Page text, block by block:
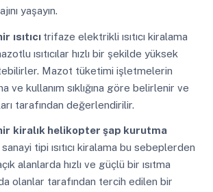
yaşayın.
ısıtıcı trifaze elektrikli ısıtıcı kiralama
ısıtıcılar hızlı bir şekilde yüksek
Mazot tüketimi işletmelerin
ve kullanım sıklığına göre belirlenir ve
tarafından değerlendirilir.
kiralık helikopter şap kurutma
sanayi tipi ısıtıcı kiralama bu sebeplerden
alanlarda hızlı ve güçlü bir ısıtma
olanlar tarafından tercih edilen bir